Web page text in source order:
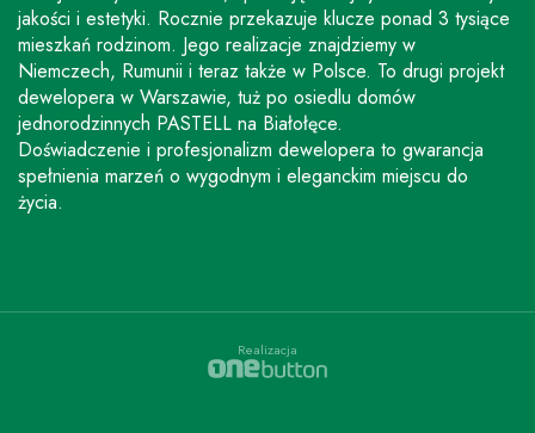
jakości i estetyki. Rocznie przekazuje klucze ponad 3 tysiące
mieszkań rodzinom. Jego realizacje znajdziemy w
Niemczech, Rumunii i teraz także w Polsce. To drugi projekt
dewelopera w Warszawie, tuż po osiedlu domów
jednorodzinnych PASTELL na Białołęce.
Doświadczenie i profesjonalizm dewelopera to gwarancja
spełnienia marzeń o wygodnym i eleganckim miejscu do
życia.
Realizacja